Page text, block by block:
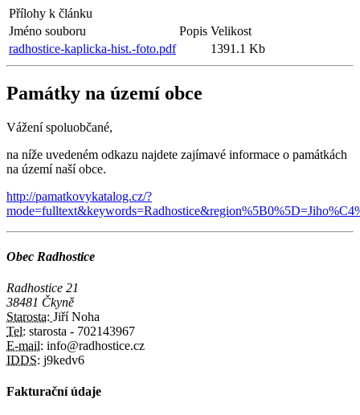
Přílohy k článku
Jméno souboru
Popis Velikost
radhostice-kaplicka-hist.-foto.pdf
1391.1 Kb
Památky na území obce
Vážení spoluobčané,
na níže uvedeném odkazu najdete zajímavé informace o památkách
na území naší obce.
http://pamatkovykatalog.cz/?
Obec Radhostice
Radhostice 21
38481 Čkyně
Starosta: Jiří Noha
Tel: starosta - 702143967
E-mail: info@radhostice.cz
IDDS: j9kedv6
Fakturační údaje